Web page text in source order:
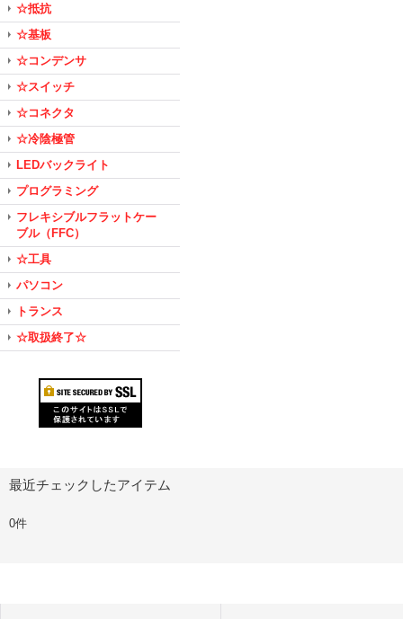
☆抵抗
☆基板
☆コンデンサ
☆スイッチ
☆コネクタ
☆冷陰極管
LEDバックライト
プログラミング
フレキシブルフラットケー
ブル（FFC）
☆工具
パソコン
トランス
☆取扱終了☆
最近チェックしたアイテム
0件